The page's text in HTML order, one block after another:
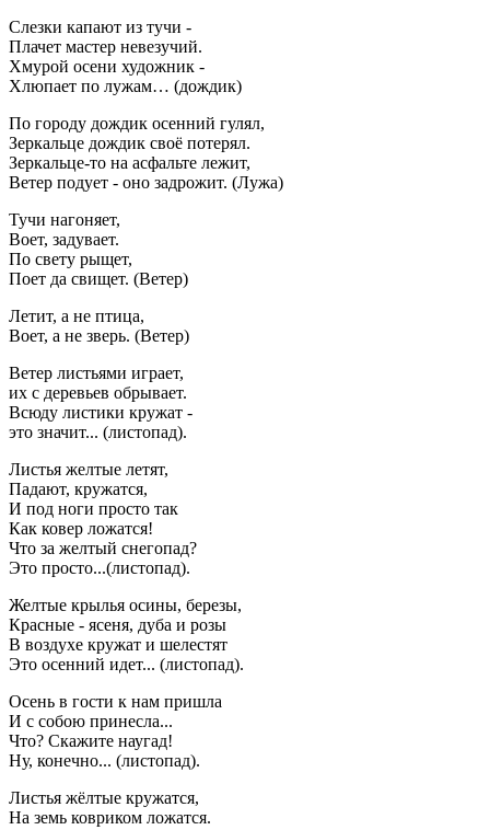
Слезки капают из тучи -
Плачет мастер невезучий.
Хмурой осени художник -
Хлюпает по лужам… (дождик)
По городу дождик осенний гулял,
Зеркальце дождик своё потерял.
Зеркальце-то на асфальте лежит,
Ветер подует - оно задрожит. (Лужа)
Тучи нагоняет,
Воет, задувает.
По свету рыщет,
Поет да свищет. (Ветер)
Летит, а не птица,
Воет, а не зверь. (Ветер)
Ветер листьями играет,
их с деревьев обрывает.
Всюду листики кружат -
это значит... (листопад).
Листья желтые летят,
Падают, кружатся,
И под ноги просто так
Как ковер ложатся!
Что за желтый снегопад?
Это просто...(листопад).
Желтые крылья осины, березы,
Красные - ясеня, дуба и розы
В воздухе кружат и шелестят
Это осенний идет... (листопад).
Осень в гости к нам пришла
И с собою принесла...
Что? Скажите наугад!
Ну, конечно... (листопад).
Листья жёлтые кружатся,
На земь ковриком ложатся.